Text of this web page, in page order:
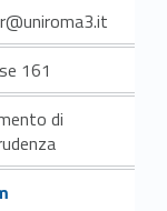
161
di